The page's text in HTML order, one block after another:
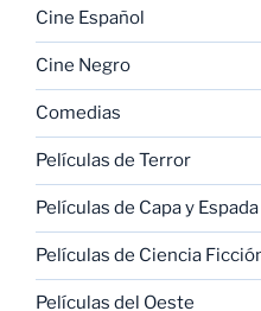
Cine Español
Cine Negro
Comedias
Películas de Terror
Películas de Capa y Espada
Películas de Ciencia
Películas del Oeste